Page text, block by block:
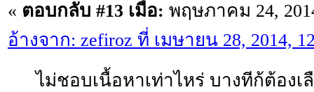
« ตอบกลับ #13 เมื่อ: พฤษภาคม 24,
อ้างจาก: zefiroz ที่ เมษายน 28, 2014,
ไม่ชอบเนื้อหาเท่าไหร่ บางทีก้ต้องเ